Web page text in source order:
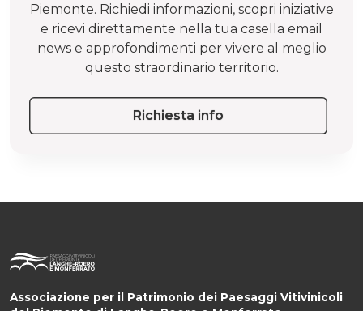
Piemonte. Richiedi informazioni, scopri iniziative
e ricevi direttamente nella tua casella email
news e approfondimenti per vivere al meglio
questo straordinario territorio.
Richiesta info
Associazione per il Patrimonio dei Paesaggi Vitivinicoli